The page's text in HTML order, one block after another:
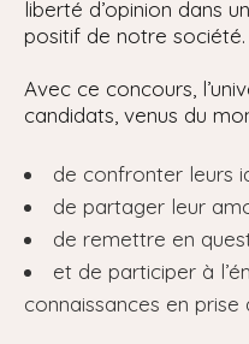
liberté d’opinion dans
positif de notre société.
Avec ce concours,
candidats, venus du
de confronter leurs
de partager leur
de remettre en
et de participer à
connaissances en